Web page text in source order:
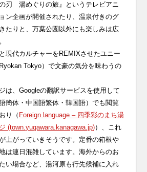
刃 湯めぐりの旅』というテレビアニ
ン企画が開催されたり、温泉付きのグ
たりと、万葉公園以外にも楽しみは広
現代カルチャーをREMIXさせたユニー
Tokyo）で文豪の気分を味わうの
は、Googleの翻訳サービスを使用して
簡体・中国語繁体・韓国語）でも閲覧
り（ Foreign language – 四季彩のまち湯
(town.yugawara.kanagawa.jp)）、これ
上がっていきそうです。定番の箱根や
は連日混雑しています。海外からのお
い場合など、湯河原も行先候補に入れ